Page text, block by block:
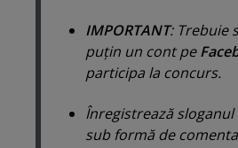
IMPORTANT: Trebuie
puţin un cont pe
participa la concurs.
Înregistrează sloganul
sub formă de